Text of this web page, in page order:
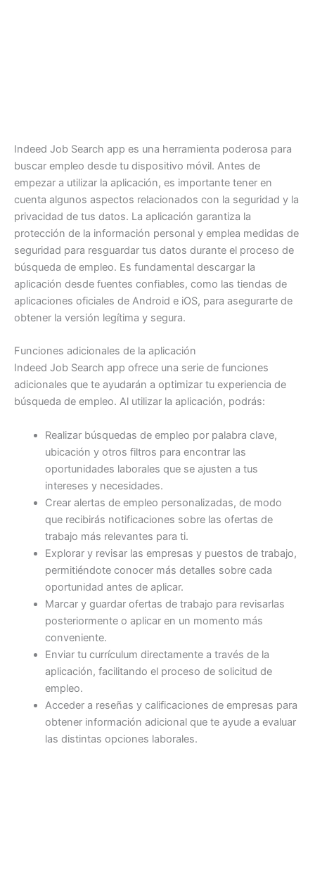
Indeed Job Search app es una herramienta poderosa para
buscar empleo desde tu dispositivo móvil. Antes de
empezar a utilizar la aplicación, es importante tener en
cuenta algunos aspectos relacionados con la seguridad y la
privacidad de tus datos. La aplicación garantiza la
protección de la información personal y emplea medidas de
seguridad para resguardar tus datos durante el proceso de
búsqueda de empleo. Es fundamental descargar la
aplicación desde fuentes confiables, como las tiendas de
aplicaciones oficiales de Android e iOS, para asegurarte de
obtener la versión legítima y segura.
Funciones adicionales de la aplicación
Indeed Job Search app ofrece una serie de funciones
adicionales que te ayudarán a optimizar tu experiencia de
búsqueda de empleo. Al utilizar la aplicación, podrás:
Realizar búsquedas de empleo por palabra clave,
ubicación y otros filtros para encontrar las
oportunidades laborales que se ajusten a tus
intereses y necesidades.
Crear alertas de empleo personalizadas, de modo
que recibirás notificaciones sobre las ofertas de
trabajo más relevantes para ti.
Explorar y revisar las empresas y puestos de trabajo,
permitiéndote conocer más detalles sobre cada
oportunidad antes de aplicar.
Marcar y guardar ofertas de trabajo para revisarlas
posteriormente o aplicar en un momento más
conveniente.
Enviar tu currículum directamente a través de la
aplicación, facilitando el proceso de solicitud de
empleo.
Acceder a reseñas y calificaciones de empresas para
obtener información adicional que te ayude a evaluar
las distintas opciones laborales.